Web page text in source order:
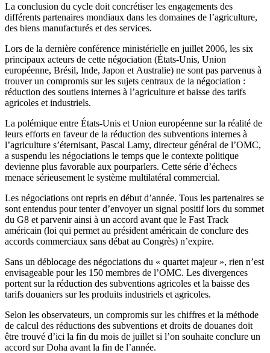
La conclusion du cycle doit concrétiser les engagements des
différents partenaires mondiaux dans les domaines de l’agriculture,
des biens manufacturés et des services.
Lors de la dernière conférence ministérielle en juillet 2006, les six
principaux acteurs de cette négociation (États-Unis, Union
européenne, Brésil, Inde, Japon et Australie) ne sont pas parvenus à
trouver un compromis sur les sujets centraux de la négociation :
réduction des soutiens internes à l’agriculture et baisse des tarifs
agricoles et industriels.
La polémique entre États-Unis et Union européenne sur la réalité de
leurs efforts en faveur de la réduction des subventions internes à
l’agriculture s’éternisant, Pascal Lamy, directeur général de l’OMC,
a suspendu les négociations le temps que le contexte politique
devienne plus favorable aux pourparlers. Cette série d’échecs
menace sérieusement le système multilatéral commercial.
Les négociations ont repris en début d’année. Tous les partenaires se
sont entendus pour tenter d’envoyer un signal positif lors du sommet
du G8 et parvenir ainsi à un accord avant que le Fast Track
américain (loi qui permet au président américain de conclure des
accords commerciaux sans débat au Congrès) n’expire.
Sans un déblocage des négociations du « quartet majeur », rien n’est
envisageable pour les 150 membres de l’OMC. Les divergences
portent sur la réduction des subventions agricoles et la baisse des
tarifs douaniers sur les produits industriels et agricoles.
Selon les observateurs, un compromis sur les chiffres et la méthode
de calcul des réductions des subventions et droits de douanes doit
être trouvé d’ici la fin du mois de juillet si l’on souhaite conclure un
accord sur Doha avant la fin de l’année.